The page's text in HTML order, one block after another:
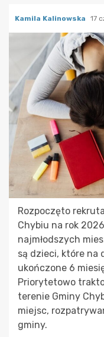
Kamila Kalinowska 17
Rozpoczęto
Chybiu na rok
najmłodszych
są dzieci, które na
ukończone 6
Priorytetowo
terenie Gminy
miejsc,
gminy.